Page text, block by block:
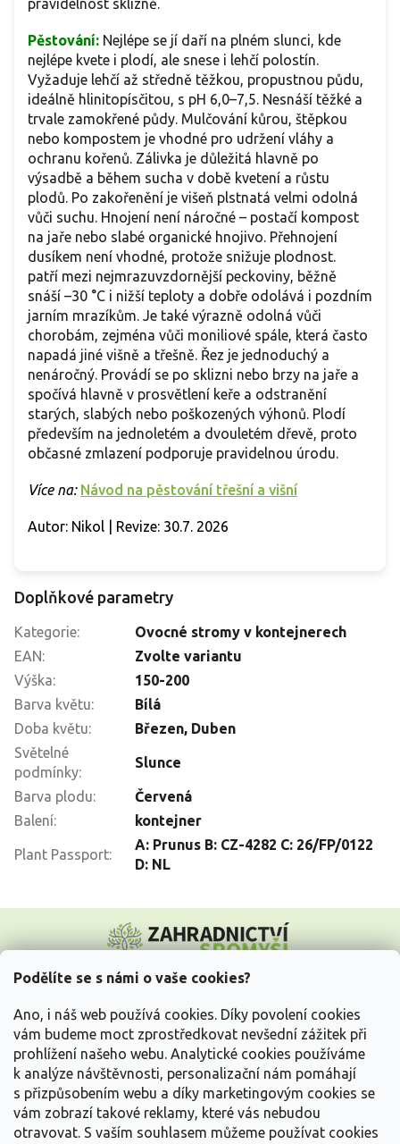
Podělíte se s námi o vaše cookies?
Ano, i náš web používá cookies. Díky povolení cookies
vám budeme moct zprostředkovat nevšední zážitek při
prohlížení našeho webu. Analytické cookies používáme
k analýze návštěvnosti, personalizační nám pomáhají
s přizpůsobením webu a díky marketingovým cookies se
vám zobrazí takové reklamy, které vás nebudou
otravovat. S vaším souhlasem můžeme používat cookies
pravidelnost sklizně.
Pěstování: Nejlépe se jí daří na plném slunci, kde
nejlépe kvete i plodí, ale snese i lehčí polostín.
Vyžaduje lehčí až středně těžkou, propustnou půdu,
ideálně hlinitopísčitou, s pH 6,0–7,5. Nesnáší těžké a
trvale zamokřené půdy. Mulčování kůrou, štěpkou
nebo kompostem je vhodné pro udržení vláhy a
ochranu kořenů. Zálivka je důležitá hlavně po
výsadbě a během sucha v době kvetení a růstu
plodů. Po zakořenění je višeň plstnatá velmi odolná
vůči suchu. Hnojení není náročné – postačí kompost
na jaře nebo slabé organické hnojivo. Přehnojení
dusíkem není vhodné, protože snižuje plodnost.
patří mezi nejmrazuvzdornější peckoviny, běžně
snáší –30 °C i nižší teploty a dobře odolává i pozdním
jarním mrazíkům. Je také výrazně odolná vůči
chorobám, zejména vůči moniliové spále, která často
napadá jiné višně a třešně. Řez je jednoduchý a
nenáročný. Provádí se po sklizni nebo brzy na jaře a
spočívá hlavně v prosvětlení keře a odstranění
starých, slabých nebo poškozených výhonů. Plodí
především na jednoletém a dvouletém dřevě, proto
občasné zmlazení podporuje pravidelnou úrodu.
Více na: Návod na pěstování třešní a višní
Autor: Nikol | Revize: 30.7. 2026
Doplňkové parametry
Kategorie:
Ovocné stromy v kontejnerech
EAN:
Zvolte variantu
Výška:
150-200
Barva květu:
Bílá
Doba květu: Březen, Duben
Světelné
podmínky:
Slunce
Barva plodu:
Červená
Balení: kontejner
Plant Passport:
A: Prunus B: CZ-4282 C: 26/FP/0122
D: NL
p
Vše o nákupu
Informace pro Vás
Kontakujte nás